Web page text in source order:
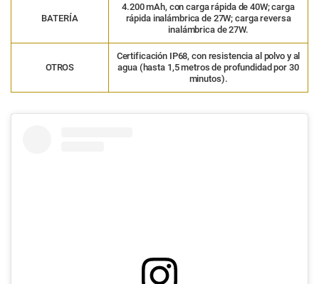
BATERÍA
4.200 mAh, con carga rápida de 40W; carga
rápida inalámbrica de 27W; carga reversa
inalámbrica de 27W.
OTROS
Certificación IP68, con resistencia al polvo y al
agua (hasta 1,5 metros de profundidad por 30
minutos).